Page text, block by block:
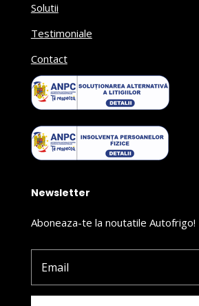
Solutii
Testimoniale
Contact
Newsletter
Aboneaza-te la noutatile Autofrigo!